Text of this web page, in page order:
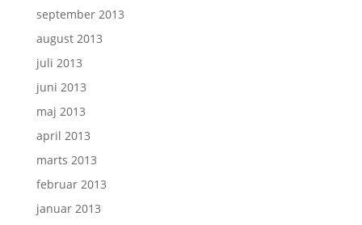
september 2013
august 2013
juli 2013
juni 2013
maj 2013
april 2013
marts 2013
februar 2013
januar 2013